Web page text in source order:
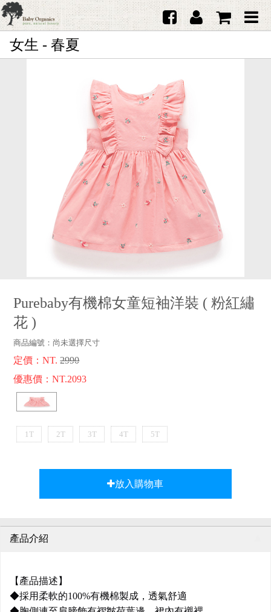
首頁
日本品牌育兒配件
韓國Merebe寶寶配件
服務據點
客服專區
女生 - 春夏
Purebaby有機棉女童短袖洋裝 (粉紅繡
花 )
商品編號： 尚未選擇尺寸
定價：NT.2990
優惠價：NT.2093
1T 2T 3T 4T 5T
放入購物車
產品介紹
【產品描述】
◆採用柔軟的100%有機棉製成，透氣舒適